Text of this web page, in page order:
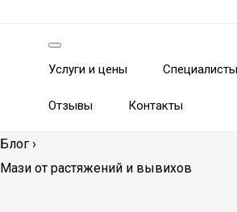
Услуги и цены Специалисты
Отзывы Контакты
Блог ›
Мази от растяжений и вывихов